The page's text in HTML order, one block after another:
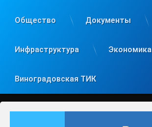
Общество Документы
Инфраструктура Экономика
Виноградовская ТИК